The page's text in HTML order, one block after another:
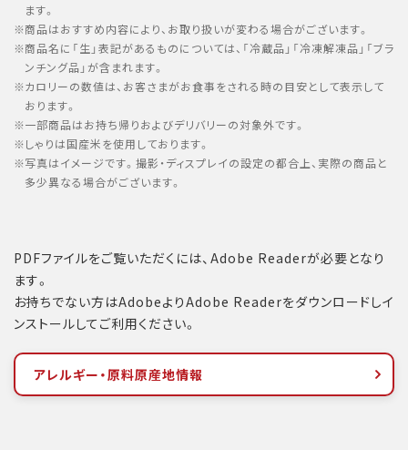
ます。
商品はおすすめ内容により、お取り扱いが変わる場合がございます。
商品名に「生」表記があるものについては、「冷蔵品」「冷凍解凍品」「ブラ
ンチング品」が含まれます。
カロリーの数値は、お客さまがお食事をされる時の目安として表示して
おります。
一部商品はお持ち帰りおよびデリバリーの対象外です。
しゃりは国産米を使用しております。
写真はイメージです。撮影・ディスプレイの設定の都合上、実際の商品と
多少異なる場合がございます。
PDFファイルをご覧いただくには、Adobe Readerが必要となり
ます。
お持ちでない方はAdobeよりAdobe Readerをダウンロードしイ
ンストールしてご利用ください。
アレルギー・原料原産地情報